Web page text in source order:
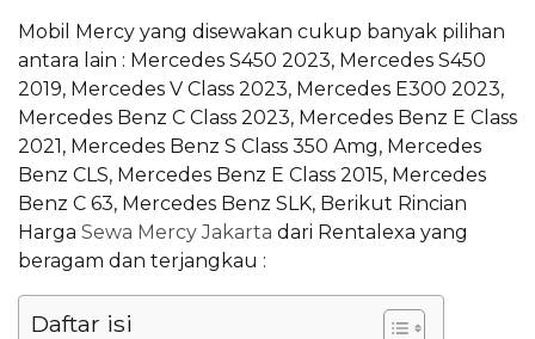
Mobil Mercy yang disewakan cukup banyak pilihan
antara lain : Mercedes S450 2023, Mercedes S450
2019, Mercedes V Class 2023, Mercedes E300 2023,
Mercedes Benz C Class 2023, Mercedes Benz E Class
2021, Mercedes Benz S Class 350 Amg, Mercedes
Benz CLS, Mercedes Benz E Class 2015, Mercedes
Benz C 63, Mercedes Benz SLK, Berikut Rincian
Harga Sewa Mercy Jakarta dari Rentalexa yang
beragam dan terjangkau :
Daftar isi